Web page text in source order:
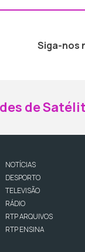
Siga-nos
de
NOTÍCIAS
DESPORTO
TELEVISÃO
RÁDIO
RTP ARQUIVOS
RTP ENSINA